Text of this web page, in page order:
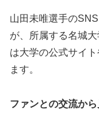
山田未唯選手の
が、所属する名城
は大学の公式サイ
ます。
ファンとの交流から